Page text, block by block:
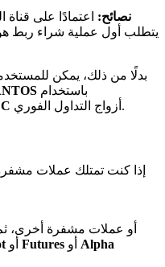
نصائح: اعتمادًا على قناة
يتطلب أول عملية شراء ربط
بدلًا من ذلك، يمكن
باستخدام
أزواج التداول الفوري.
إذا كنت تمتلك عملات
Futures
Alpha